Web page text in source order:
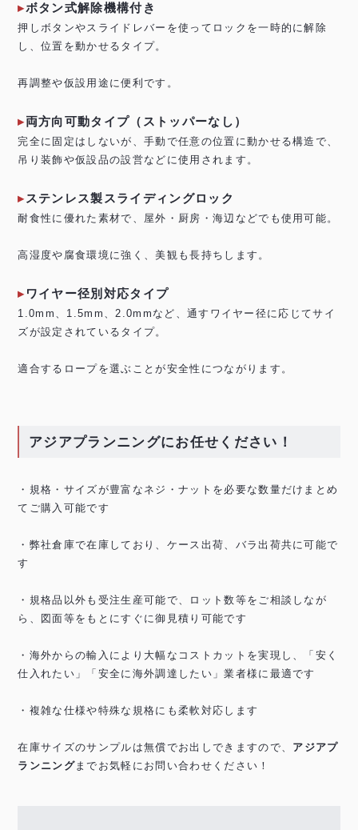
ボタン式解除機構付き
押しボタンやスライドレバーを使ってロックを一時的に解除
し、位置を動かせるタイプ。
再調整や仮設用途に便利です。
両方向可動タイプ（ストッパーなし）
完全に固定はしないが、手動で任意の位置に動かせる構造で、
吊り装飾や仮設品の設営などに使用されます。
ステンレス製スライディングロック
耐食性に優れた素材で、屋外・厨房・海辺などでも使用可能。
高湿度や腐食環境に強く、美観も長持ちします。
ワイヤー径別対応タイプ
1.0mm、1.5mm、2.0mmなど、通すワイヤー径に応じてサイ
ズが設定されているタイプ。
適合するロープを選ぶことが安全性につながります。
アジアプランニングにお任せください！
・規格・サイズが豊富なネジ・ナットを必要な数量だけまとめ
てご購入可能です
・弊社倉庫で在庫しており、ケース出荷、バラ出荷共に可能で
す
・規格品以外も受注生産可能で、ロット数等をご相談しなが
ら、図面等をもとにすぐに御見積り可能です
・海外からの輸入により大幅なコストカットを実現し、「安く
仕入れたい」「安全に海外調達したい」業者様に最適です
・複雑な仕様や特殊な規格にも柔軟対応します
在庫サイズのサンプルは無償でお出しできますので、 アジアプ
ランニング までお気軽にお問い合わせください！